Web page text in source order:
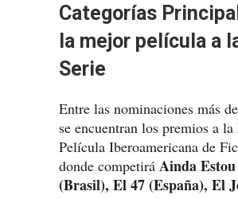
Categorías
la mejor película a
Serie
Entre las nominaciones más
se encuentran los premios a
Película Iberoamericana de
donde competirá Ainda
(Brasil), El 47 (España), El